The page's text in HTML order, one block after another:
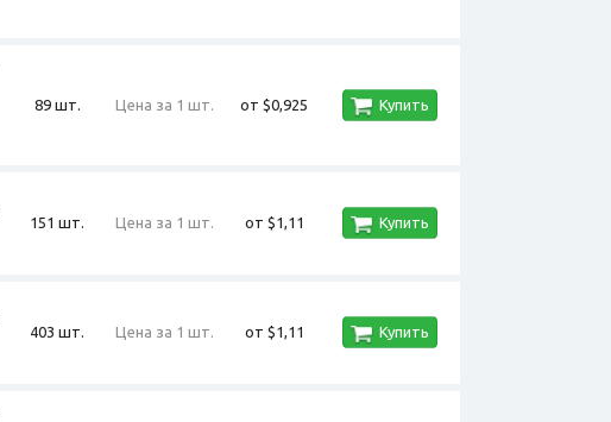
89 шт. Цена за 1 шт. от $0,925 Купить
151 шт. Цена за 1 шт. от $1,11 Купить
403 шт. Цена за 1 шт. от $1,11 Купить